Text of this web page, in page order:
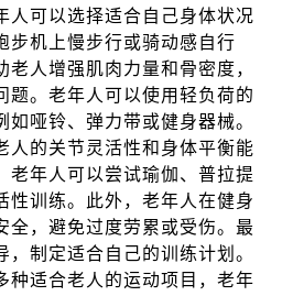
人可以选择适合自己身体状况
步机上慢步行或骑动感自行
老人增强肌肉力量和骨密度，
题。老年人可以使用轻负荷的
如哑铃、弹力带或健身器械。
人的关节灵活性和身体平衡能
老年人可以尝试瑜伽、普拉提
性训练。此外，老年人在健身
全，避免过度劳累或受伤。最
，制定适合自己的训练计划。
种适合老人的运动项目，老年